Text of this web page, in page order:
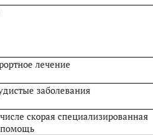
лечение
заболевания
скорая специализированная